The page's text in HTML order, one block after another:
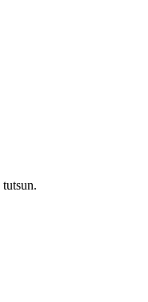
tutsun.